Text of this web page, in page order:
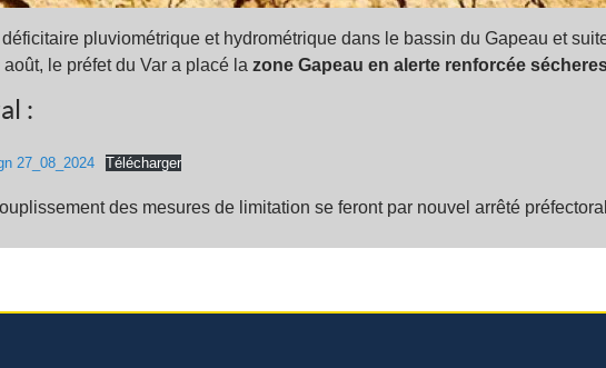
pluviométrique et hydrométrique dans le bassin du Gapeau et
le préfet du Var a placé la zone Gapeau en alerte renforcée
:
27_08_2024 Télécharger
des mesures de limitation se feront par nouvel arrêté